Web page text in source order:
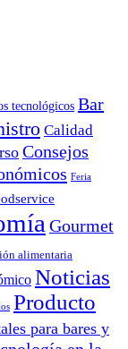
tecnológicos Bar
Calidad
Consejos
Feria
Gourmet
alimentaria
Noticias
Producto
para bares y